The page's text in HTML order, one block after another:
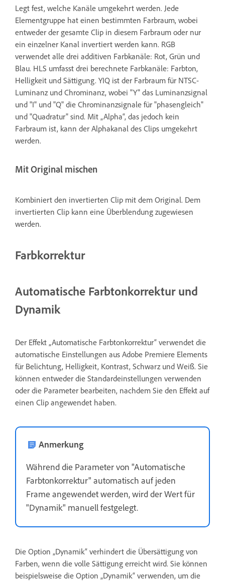
Legt fest, welche Kanäle umgekehrt werden. Jede
Elementgruppe hat einen bestimmten Farbraum, wobei
entweder der gesamte Clip in diesem Farbraum oder nur
ein einzelner Kanal invertiert werden kann. RGB
verwendet alle drei additiven Farbkanäle: Rot, Grün und
Blau. HLS umfasst drei berechnete Farbkanäle: Farbton,
Helligkeit und Sättigung. YIQ ist der Farbraum für NTSC-
Luminanz und Chrominanz, wobei "Y" das Luminanzsignal
und "I" und "Q" die Chrominanzsignale für "phasengleich"
und "Quadratur" sind. Mit „Alpha“, das jedoch kein
Farbraum ist, kann der Alphakanal des Clips umgekehrt
werden.
Mit Original mischen
Kombiniert den invertierten Clip mit dem Original. Dem
invertierten Clip kann eine Überblendung zugewiesen
werden.
Farbkorrektur
Automatische Farbtonkorrektur und
Dynamik
Der Effekt „Automatische Farbtonkorrektur“ verwendet die
automatische Einstellungen aus Adobe Premiere Elements
für Belichtung, Helligkeit, Kontrast, Schwarz und Weiß. Sie
können entweder die Standardeinstellungen verwenden
oder die Parameter bearbeiten, nachdem Sie den Effekt auf
einen Clip angewendet haben.
Anmerkung
Während die Parameter von "Automatische
Farbtonkorrektur" automatisch auf jeden
Frame angewendet werden, wird der Wert für
"Dynamik" manuell festgelegt.
Die Option „Dynamik“ verhindert die Übersättigung von
Farben, wenn die volle Sättigung erreicht wird. Sie können
beispielsweise die Option „Dynamik“ verwenden, um die